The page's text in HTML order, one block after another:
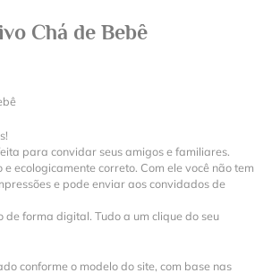
Chá de Bebê
para convidar seus amigos e familiares.
ecologicamente correto. Com ele você não tem
e pode enviar aos convidados de
de forma digital. Tudo a um clique do seu
conforme o modelo do site, com base nas